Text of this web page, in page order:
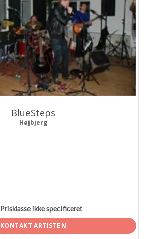
BlueSteps
Højbjerg
Prisklasse ikke specificeret
KONTAKT ARTISTEN